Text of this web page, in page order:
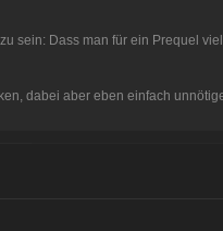
sein: Dass man für ein Prequel
dabei aber eben einfach